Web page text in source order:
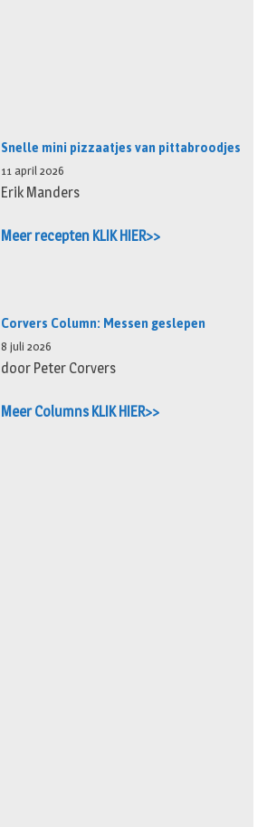
Snelle mini pizzaatjes van pittabroodjes
11 april 2026
Erik Manders
Meer recepten KLIK HIER>>
Corvers Column: Messen geslepen
8 juli 2026
door Peter Corvers
Meer Columns KLIK HIER>>